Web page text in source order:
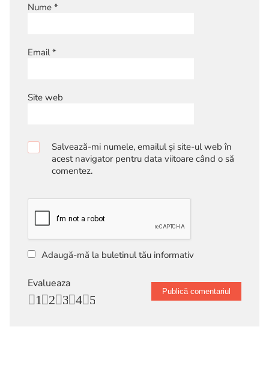
Nume *
Email*
Site web
Salvează-mi numele, emailul și site-ul web în
acest navigator pentru data viitoare când o să
comentez.
Adaugă-mă la buletinul tău informativ
Evalueaza
5
4
3
2
1